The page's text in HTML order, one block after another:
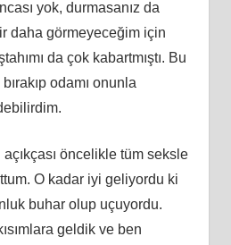
yok, durmasanız da
daha görmeyeceğim için
da çok kabartmıştı. Bu
odamı onunla
açıkçası öncelikle tüm seksle
O kadar iyi geliyordu ki
buhar olup uçuyordu.
geldik ve ben